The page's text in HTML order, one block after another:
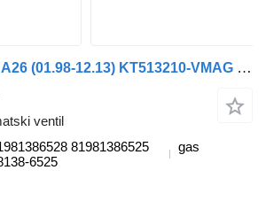
MAN LIONS CITY A26 (01.98-12.13) KT513210-VMAG pneumatski ventil za MAN Lion's bus (1991-) autobusa
ventil
81981386525
6525
gas